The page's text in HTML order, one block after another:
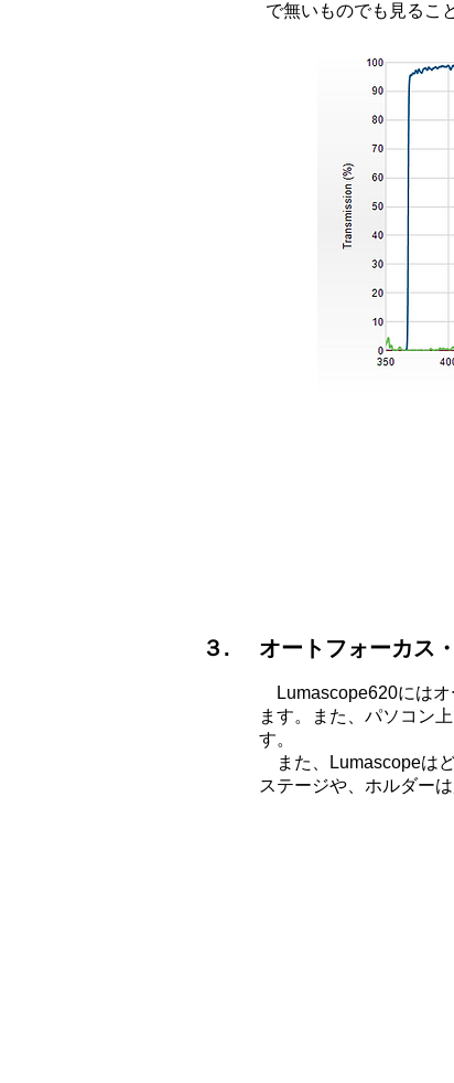
で無いものでも見るこ
３. オートフォーカス
Lumascope620にはオ
ます。また、パソコン
す。
また、Lumascopeは
ステージや、ホルダー